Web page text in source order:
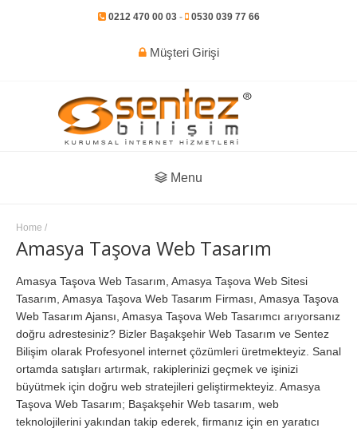
0212 470 00 03- 0530 039 77 66
Müşteri Girişi
Menu
Home /
Amasya Taşova Web Tasarım
Amasya Taşova Web Tasarım, Amasya Taşova Web Sitesi
Tasarım, Amasya Taşova Web Tasarım Firması, Amasya Taşova
Web Tasarım Ajansı, Amasya Taşova Web Tasarımcı arıyorsanız
doğru adrestesiniz? Bizler Başakşehir Web Tasarım ve Sentez
Bilişim olarak Profesyonel internet çözümleri üretmekteyiz. Sanal
ortamda satışları artırmak, rakiplerinizi geçmek ve işinizi
büyütmek için doğru web stratejileri geliştirmekteyiz. Amasya
Taşova Web Tasarım; Başakşehir Web tasarım, web
teknolojilerini yakından takip ederek, firmanız için en yaratıcı